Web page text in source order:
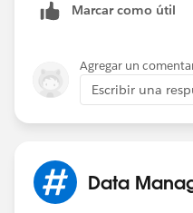
Marcar como útil
Agregar un
Escribir una
Data